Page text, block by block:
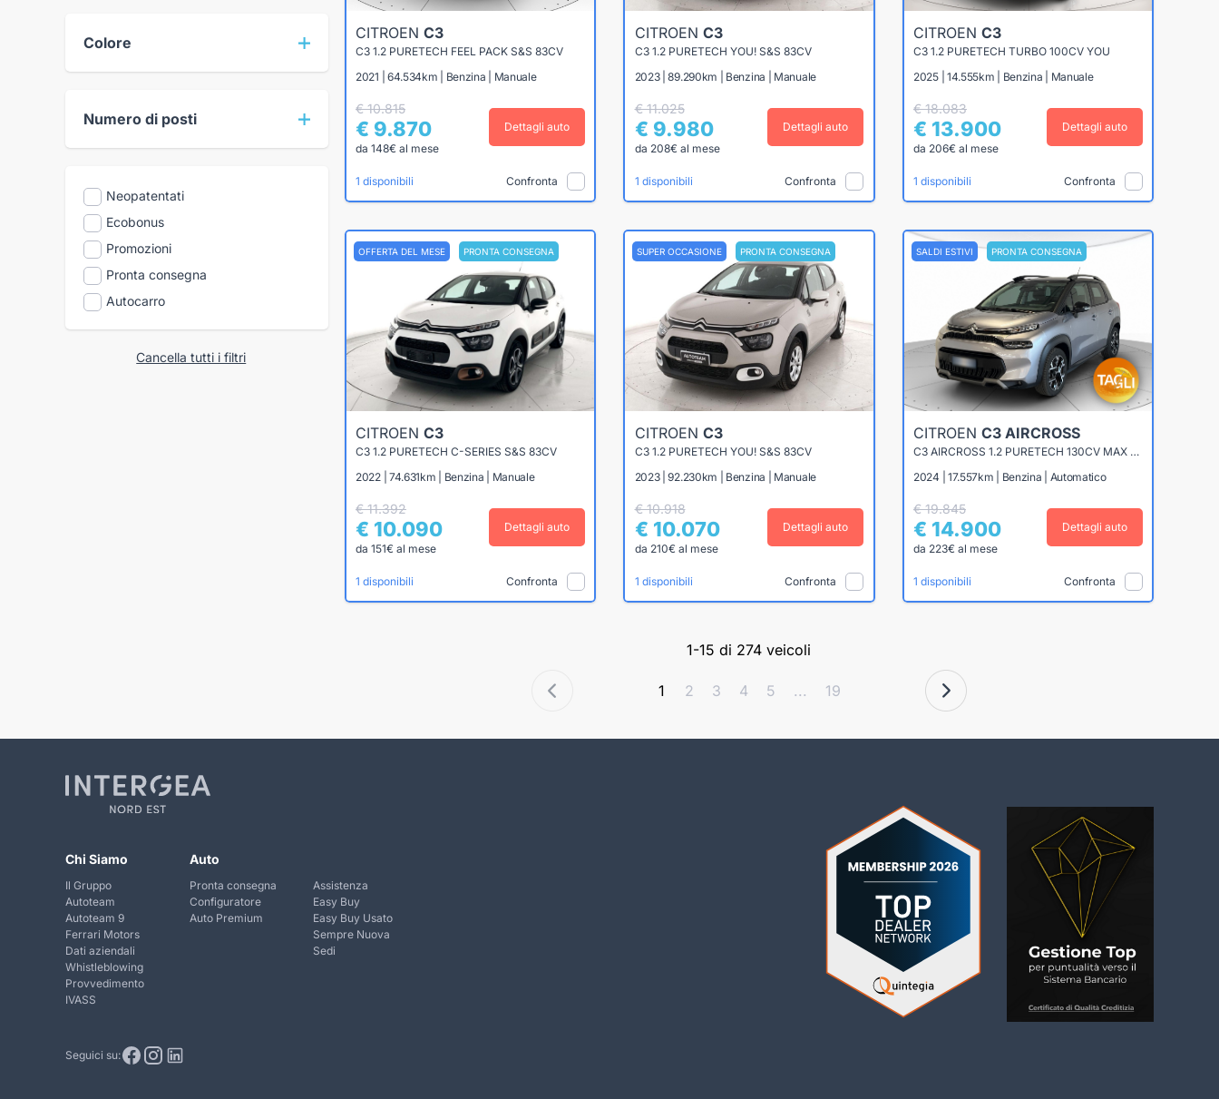
Colore
Numero di posti
Neopatentati
Ecobonus
Promozioni
Pronta consegna
Autocarro
Cancella tutti i filtri
CITROEN C3
C3 1.2 PURETECH FEEL PACK S&S 83CV
2021 | 64.534km | Benzina | Manuale
€ 10.815
€ 9.870
da 148€ al mese
Dettagli auto
1 disponibili Confronta
CITROEN C3
C3 1.2 PURETECH YOU! S&S 83CV
2023 | 89.290km | Benzina | Manuale
€ 11.025
€ 9.980
da 208€ al mese
Dettagli auto
1 disponibili Confronta
CITROEN C3
C3 1.2 PURETECH TURBO 100CV YOU
2025 | 14.555km | Benzina | Manuale
€ 18.083
€ 13.900
da 206€ al mese
Dettagli auto
1 disponibili Confronta
OFFERTA DEL MESE PRONTA CONSEGNA
CITROEN C3
C3 1.2 PURETECH C-SERIES S&S 83CV
2022 | 74.631km | Benzina | Manuale
€ 11.392
€ 10.090
da 151€ al mese
Dettagli auto
1 disponibili Confronta
SUPER OCCASIONE PRONTA CONSEGNA
CITROEN C3
C3 1.2 PURETECH YOU! S&S 83CV
2023 | 92.230km | Benzina | Manuale
€ 10.918
€ 10.070
da 210€ al mese
Dettagli auto
1 disponibili Confronta
SALDI ESTIVI PRONTA CONSEGNA
CITROEN C3 AIRCROSS
C3 AIRCROSS 1.2 PURETECH 130CV MAX EAT6
2024 | 17.557km | Benzina | Automatico
€ 19.845
€ 14.900
da 223€ al mese
Dettagli auto
1 disponibili Confronta
1-15 di 274 veicoli
1 2 3 4 5 ... 19
Chi Siamo
Il Gruppo
Autoteam
Autoteam 9
Ferrari Motors
Dati aziendali
Whistleblowing
Provvedimento
IVASS
Auto
Pronta consegna
Configuratore
Auto Premium
Assistenza
Easy Buy
Easy Buy Usato
Sempre Nuova
Sedi
Seguici su: